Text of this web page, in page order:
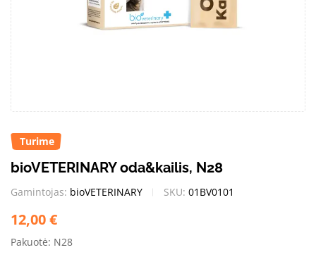
Turime
bioVETERINARY oda&kailis, N28
Gamintojas: bioVETERINARY SKU: 01BV0101
12,00€
Pakuotė: N28